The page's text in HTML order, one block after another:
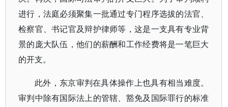
进行，法庭必须聚集一批通过专门程序选拔的法官、
检察官、书记官及辩护律师等，这是一支具有专业背
景的庞大队伍，他们的薪酬和工作经费将是一笔巨大
的开支。
此外，东京审判在具体操作上也具有相当难度。
审判中除有国际法上的管辖、豁免及国际罪行的标准